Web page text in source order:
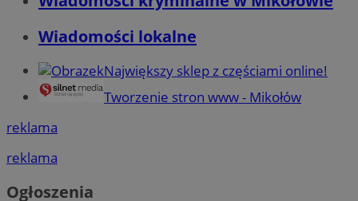
Wiadomości lokalne
Największy sklep z częściami online!
Tworzenie stron www - Mikołów
reklama
reklama
Ogłoszenia